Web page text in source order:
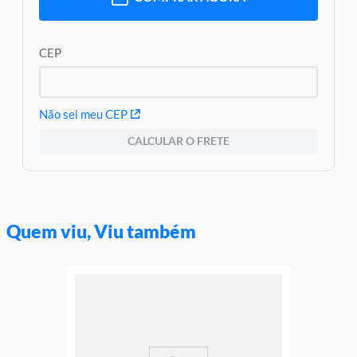
CEP
Não sei meu CEP
CALCULAR O FRETE
Quem viu, Viu também